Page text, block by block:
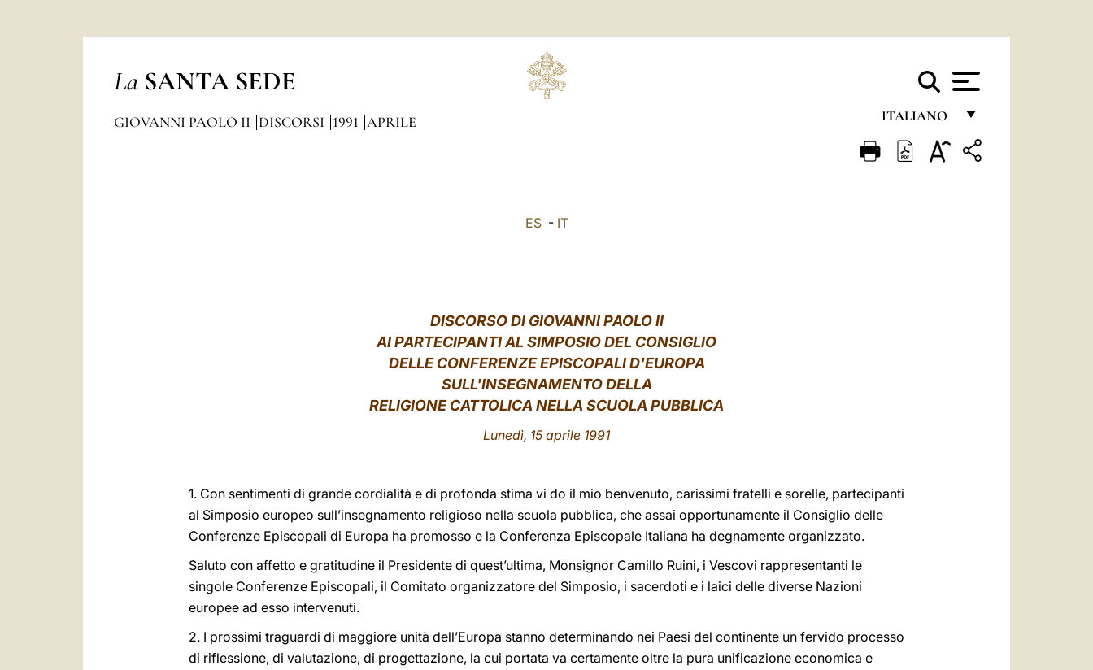
La SANTA SEDE
ITALIANO
FRANÇAIS
GIOVANNI PAOLO II DISCORSI 1991 APRILE
ES- IT
DISCORSO DI GIOVANNI PAOLO II
AI PARTECIPANTI AL SIMPOSIO DEL CONSIGLIO
DELLE CONFERENZE EPISCOPALI D'EUROPA
SULL'INSEGNAMENTO DELLA
RELIGIONE CATTOLICA NELLA SCUOLA PUBBLICA
Lunedì, 15 aprile 1991
1. Con sentimenti di grande cordialità e di profonda stima vi do il mio benvenuto, carissimi fratelli e sorelle, partecipanti
al Simposio europeo sull’insegnamento religioso nella scuola pubblica, che assai opportunamente il Consiglio delle
Conferenze Episcopali di Europa ha promosso e la Conferenza Episcopale Italiana ha degnamente organizzato.
Saluto con affetto e gratitudine il Presidente di quest’ultima, Monsignor Camillo Ruini, i Vescovi rappresentanti le
singole Conferenze Episcopali, il Comitato organizzatore del Simposio, i sacerdoti e i laici delle diverse Nazioni
europee ad esso intervenuti.
2. I prossimi traguardi di maggiore unità dell’Europa stanno determinando nei Paesi del continente un fervido processo
di riflessione, di valutazione, di progettazione, la cui portata va certamente oltre la pura unificazione economica e